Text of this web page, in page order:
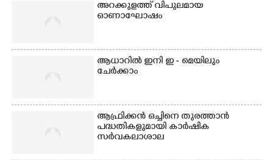
അറക്കുളത്ത് വിപുലമായ
ഓണാഘോഷം
ആധാറിൽ ഇനി ഇ - മെയിലും
ചേർക്കാം
ആഫ്രിക്കൻ ഒച്ചിനെ തുരത്താൻ
പദ്ധതികളുമായി കാർഷിക
സർവകലാശാല